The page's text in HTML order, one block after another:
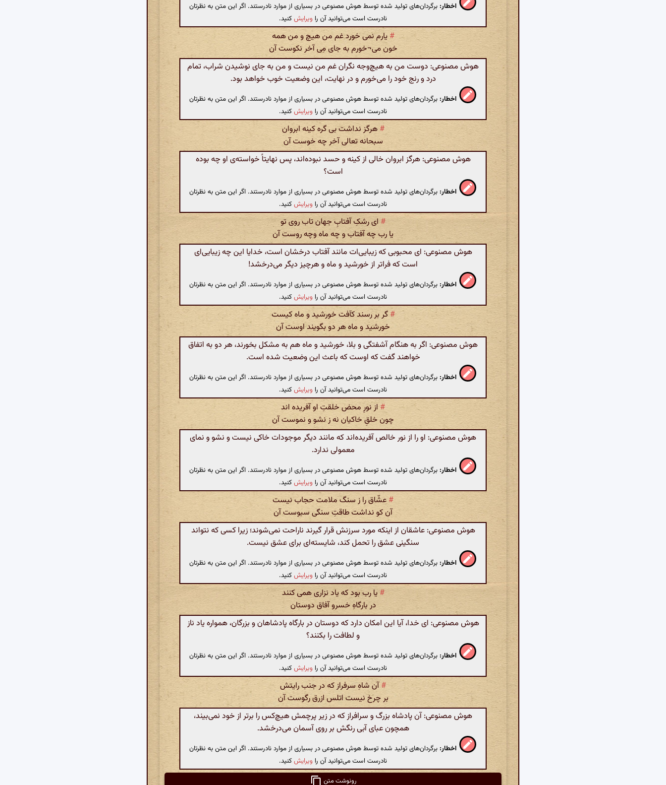
اخطار: برگردان‌های تولید شده توسط هوش مصنوعی در بسیاری از موارد نادرستند. اگر این متن به نظرتان
نادرست است می‌توانید آن را ویرایشکنید.
# یارم نمی خورد غم من هیچ و من همه
خون می¬خورم به جای مِی آخر نکوست آن
هوش مصنوعی: دوست من به هیچ‌وجه نگران غم من نیست و من به جای نوشیدن شراب، تمام
درد و رنج خود را می‌خورم و در نهایت، این وضعیت خوب خواهد بود.
اخطار: برگردان‌های تولید شده توسط هوش مصنوعی در بسیاری از موارد نادرستند. اگر این متن به نظرتان
نادرست است می‌توانید آن را ویرایشکنید.
#هرگز نداشت بی گره کینه ابروان
سبحانه تعالی آخر چه خوست آن
هوش مصنوعی: هرگز ابروان خالی از کینه و حسد نبوده‌اند، پس نهایتاً خواسته‌ی او چه بوده
است؟
اخطار: برگردان‌های تولید شده توسط هوش مصنوعی در بسیاری از موارد نادرستند. اگر این متن به نظرتان
نادرست است می‌توانید آن را ویرایشکنید.
# ای رشکِ آفتابِ جهان تاب روی تو
یا رب چه آفتاب و چه ماه وچه روست آن
هوش مصنوعی: ای محبوبی که زیبایی‌ات مانند آفتاب درخشان است، خدایا این چه زیبایی‌ای
است که فراتر از خورشید و ماه و هرچیز دیگر می‌درخشد!
اخطار: برگردان‌های تولید شده توسط هوش مصنوعی در بسیاری از موارد نادرستند. اگر این متن به نظرتان
نادرست است می‌توانید آن را ویرایشکنید.
# گر بر رسند کآفت خورشید و ماه کیست
خورشید و ماه هر دو بگویند اوست آن
هوش مصنوعی: اگر به هنگام آشفتگی و بلا، خورشید و ماه هم به مشکل بخورند، هر دو به اتفاق
خواهند گفت که اوست که باعث این وضعیت شده است.
اخطار: برگردان‌های تولید شده توسط هوش مصنوعی در بسیاری از موارد نادرستند. اگر این متن به نظرتان
نادرست است می‌توانید آن را ویرایشکنید.
# از نورِ محض خلقتِ او آفریده اند
چون خلقِ خاکیان نه ز نشو و نموست آن
هوش مصنوعی: او را از نور خالص آفریده‌اند که مانند دیگر موجودات خاکی نیست و نشو و نمای
معمولی ندارد.
اخطار: برگردان‌های تولید شده توسط هوش مصنوعی در بسیاری از موارد نادرستند. اگر این متن به نظرتان
نادرست است می‌توانید آن را ویرایشکنید.
#عشّاق را ز سنگ ملامت حجاب نیست
آن کو نداشت طاقتِ سنگی سبوست آن
هوش مصنوعی: عاشقان از اینکه مورد سرزنش قرار گیرند ناراحت نمی‌شوند؛ زیرا کسی که نتواند
سنگینی عشق را تحمل کند، شایسته‌ای برای عشق نیست.
اخطار: برگردان‌های تولید شده توسط هوش مصنوعی در بسیاری از موارد نادرستند. اگر این متن به نظرتان
نادرست است می‌توانید آن را ویرایشکنید.
# یا رب بود که یاد نزاری همی کنند
در بارگاهِ خسرو آفاق دوستان
هوش مصنوعی: ای خدا، آیا این امکان دارد که دوستان در بارگاه پادشاهان و بزرگان، همواره یاد ناز
و لطافت را بکنند؟
اخطار: برگردان‌های تولید شده توسط هوش مصنوعی در بسیاری از موارد نادرستند. اگر این متن به نظرتان
نادرست است می‌توانید آن را ویرایشکنید.
#آن شاهِ سرفراز که در جنب رایتش
بر چرخ نیست اتلس ازرق رگوست آن
هوش مصنوعی: آن پادشاه بزرگ و سرافراز که در زیر پرچمش هیچ‌کس را برتر از خود نمی‌بیند،
همچون عبای آبی رنگش بر روی آسمان می‌درخشد.
اخطار: برگردان‌های تولید شده توسط هوش مصنوعی در بسیاری از موارد نادرستند. اگر این متن به نظرتان
نادرست است می‌توانید آن را ویرایشکنید.
رونوشت متن